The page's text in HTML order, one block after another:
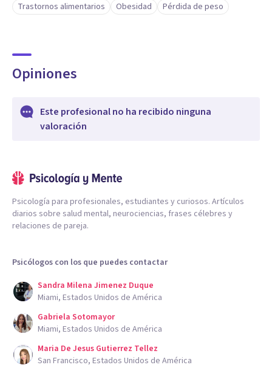
Trastornos alimentarios Obesidad Pérdida de peso
Opiniones
Este profesional no ha recibido ninguna
valoración
Psicología para profesionales, estudiantes y curiosos. Artículos
diarios sobre salud mental, neurociencias, frases célebres y
relaciones de pareja.
Psicólogos con los que puedes contactar
Sandra Milena Jimenez Duque
Miami, Estados Unidos de América
Gabriela Sotomayor
Miami, Estados Unidos de América
Maria De Jesus Gutierrez Tellez
San Francisco, Estados Unidos de América